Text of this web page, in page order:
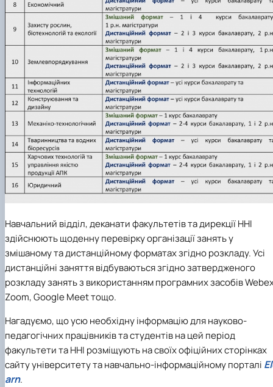
Навчальний відділ, деканати факультетів та дирекції ННІ
здійснюють щоденну перевірку організації занять у
змішаному та дистанційному форматах згідно розкладу. Усі
дистанційні заняття відбуваються згідно затвердженого
розкладу занять з використанням програмних засобів
Zoom, Google Meet тощо.
Нагадуємо, що усю необхідну інформацію для науково-
педагогічних працівників та студентів на цей період
факультети та ННІ розміщують на своїх офіційних сторінках
сайту університету та навчально-інформаційному порталі
arn.